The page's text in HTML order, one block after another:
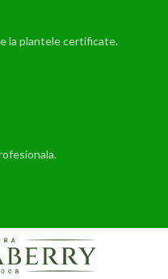
la plantele certificate.